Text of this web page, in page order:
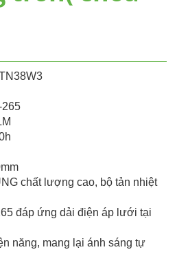
265
chất lượng cao, bộ tản nhiệt
đáp ứng dải điện áp lưới tại
năng, mang lại ánh sáng tự